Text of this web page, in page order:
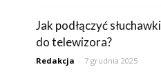
Jak podłączyć
do telewizora?
Redakcja - 7 grudnia 2025